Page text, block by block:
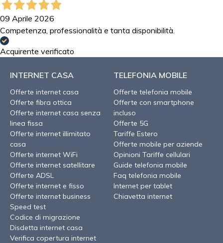
09 Aprile 2026
Competenza, professionalità e tanta disponibilità.
Acquirente verificato
INTERNET CASA
Offerte internet casa
Offerte fibra ottica
Offerte internet casa senza
linea fissa
Offerte internet illimitato
casa
Offerte internet WiFi
Offerte internet satellitare
Offerte ADSL
Offerte internet e fisso
Offerte internet business
Speed test
Codice di migrazione
Disdetta internet casa
Verifica copertura internet
TELEFONIA MOBILE
Offerte telefonia mobile
Offerte con smartphone
incluso
Offerte 5G
Tariffe Estero
Offerte mobile per aziende
Opinioni Tariffe cellulari
Guide telefonia mobile
Faq telefonia mobile
Internet per tablet
Chiavetta internet